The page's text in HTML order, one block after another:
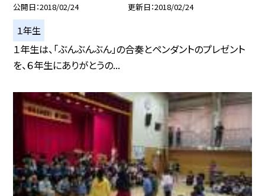
公開日 2018/02/24 更新日 2018/02/24
１年生
１年生は、「ぶんぶんぶん」の合奏とペンダントのプレゼント
を、６年生にありがとうの...